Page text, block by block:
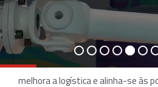
Em um mercado globalizado, a
processos tornou-se uma
que buscam crescer no Brasil.
importados por peças produzidas
melhora a logística e alinha-se às